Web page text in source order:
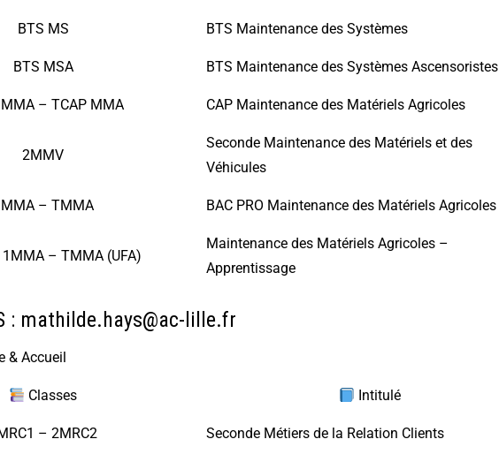
BTS MS BTS Maintenance des Systèmes
BTS MSA BTS Maintenance des Systèmes Ascensoristes
– TCAP MMA CAP Maintenance des Matériels Agricoles
2MMV
Seconde Maintenance des Matériels et des
Véhicules
– TMMA BAC PRO Maintenance des Matériels Agricoles
– TMMA (UFA)
Maintenance des Matériels Agricoles –
Apprentissage
: mathilde.hays@ac-lille.fr
& Accueil
Classes Intitulé
– 2MRC2 Seconde Métiers de la Relation Clients